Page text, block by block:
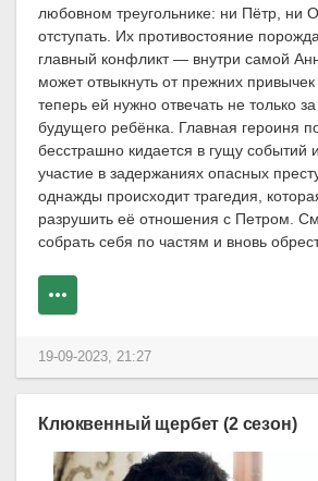
любовном треугольнике: ни Пётр, ни
отступать. Их противостояние
главный конфликт — внутри самой
может отвыкнуть от прежних привычек
теперь ей нужно отвечать не только
будущего ребёнка. Главная героиня
бесстрашно кидается в гущу событий
участие в задержаниях опасных
однажды происходит трагедия,
разрушить её отношения с Петром.
собрать себя по частям и вновь
19-09-2023, 21:27
Клюквенный щербет (2 сезон)